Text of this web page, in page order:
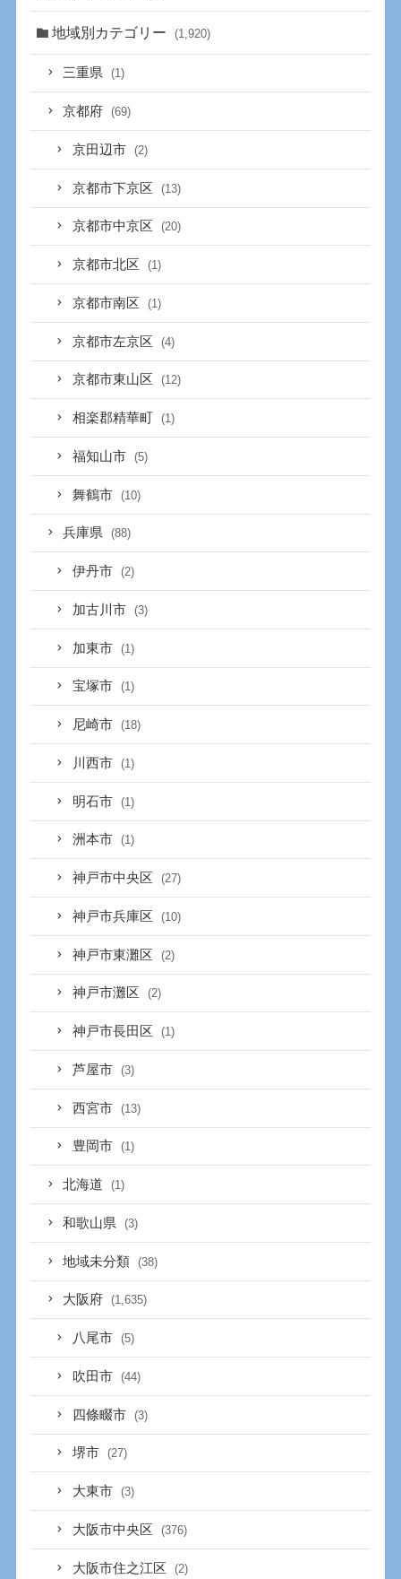
地域別カテゴリー (1,920)
三重県 (1)
京都府 (69)
京田辺市 (2)
京都市下京区 (13)
京都市中京区 (20)
京都市北区 (1)
京都市南区 (1)
京都市左京区 (4)
京都市東山区 (12)
相楽郡精華町 (1)
福知山市 (5)
舞鶴市 (10)
兵庫県 (88)
伊丹市 (2)
加古川市 (3)
加東市 (1)
宝塚市 (1)
尼崎市 (18)
川西市 (1)
明石市 (1)
洲本市 (1)
神戸市中央区 (27)
神戸市兵庫区 (10)
神戸市東灘区 (2)
神戸市灘区 (2)
神戸市長田区 (1)
芦屋市 (3)
西宮市 (13)
豊岡市 (1)
北海道 (1)
和歌山県 (3)
地域未分類 (38)
大阪府 (1,635)
八尾市 (5)
吹田市 (44)
四條畷市 (3)
堺市 (27)
大東市 (3)
大阪市中央区 (376)
大阪市住之江区 (2)